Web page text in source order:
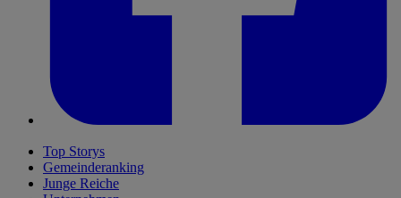
Top Storys
Gemeinderanking
Junge Reiche